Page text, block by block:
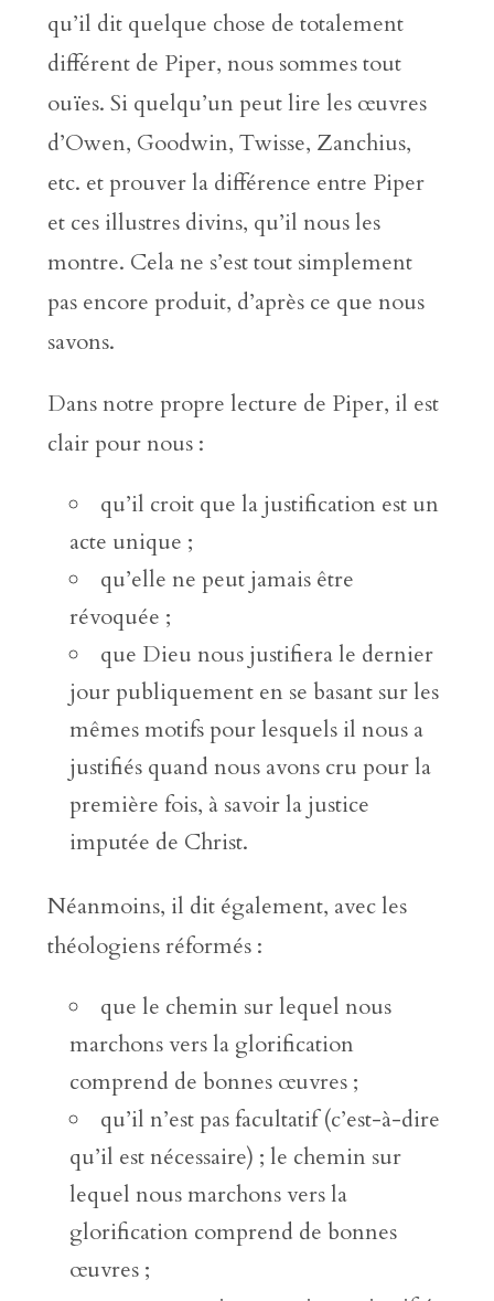
qu’il dit quelque chose de totalement
différent de Piper, nous sommes tout
ouïes. Si quelqu’un peut lire les œuvres
d’Owen, Goodwin, Twisse, Zanchius,
etc. et prouver la différence entre Piper
et ces illustres divins, qu’il nous les
montre. Cela ne s’est tout simplement
pas encore produit, d’après ce que nous
savons.
Dans notre propre lecture de Piper, il est
clair pour nous :
qu’il croit que la justification est un
acte unique ;
qu’elle ne peut jamais être
révoquée ;
que Dieu nous justifiera le dernier
jour publiquement en se basant sur les
mêmes motifs pour lesquels il nous a
justifiés quand nous avons cru pour la
première fois, à savoir la justice
imputée de Christ.
Néanmoins, il dit également, avec les
théologiens réformés :
que le chemin sur lequel nous
marchons vers la glorification
comprend de bonnes œuvres ;
qu’il n’est pas facultatif (c’est-à-dire
qu’il est nécessaire) ; le chemin sur
lequel nous marchons vers la
glorification comprend de bonnes
œuvres ;